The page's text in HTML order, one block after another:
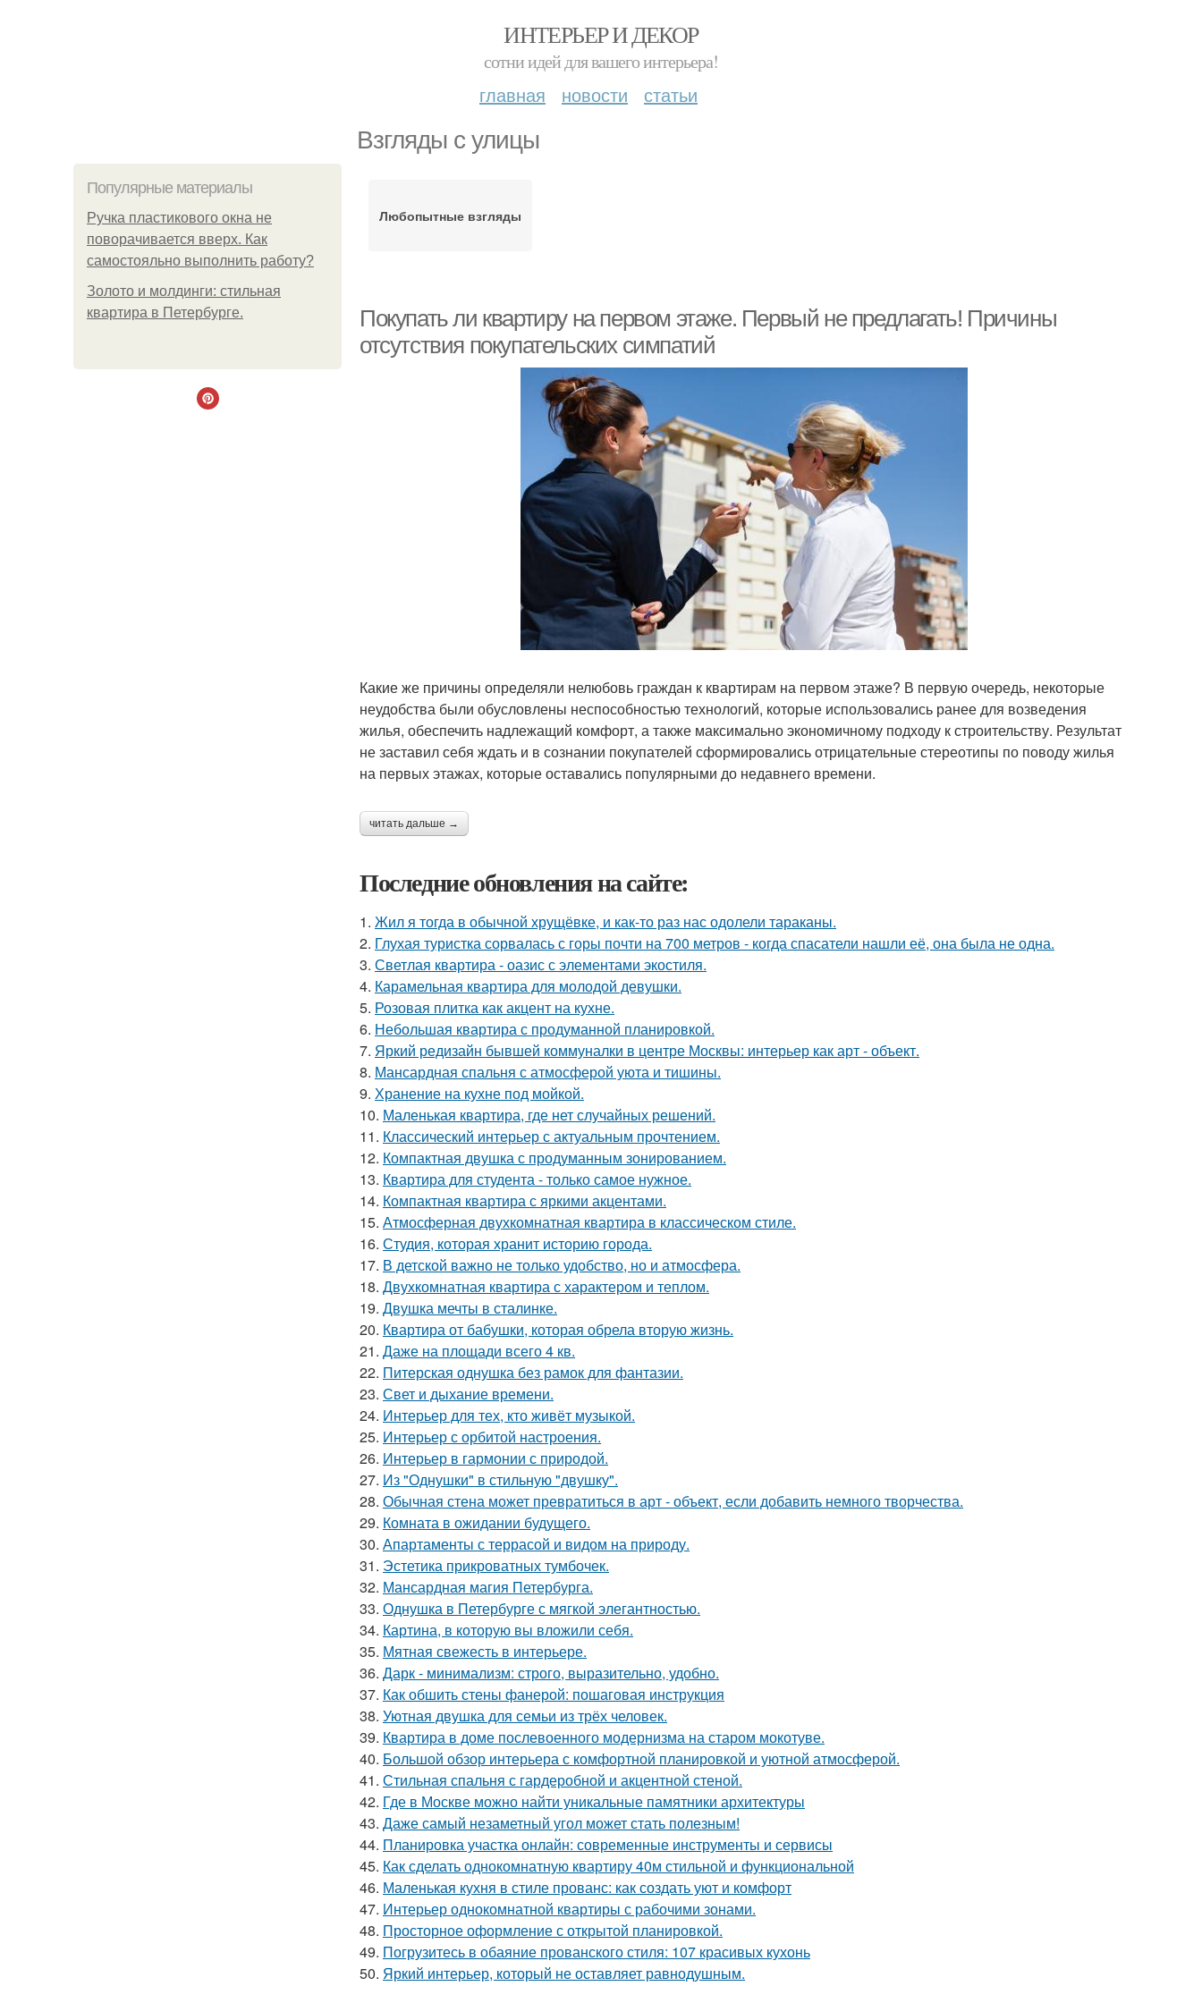
ИНТЕРЬЕР И ДЕКОР
сотни идей для вашего интерьера!
главная новости статьи
Взгляды с улицы
Популярные материалы
Ручка пластикового окна не
поворачивается вверх. Как
самостояльно выполнить работу?
Золото и молдинги: стильная
квартира в Петербурге.
Любопытные взгляды
Покупать ли квартиру на первом этаже. Первый не предлагать! Причины
отсутствия покупательских симпатий
Какие же причины определяли нелюбовь граждан к квартирам на первом этаже? В первую очередь, некоторые
неудобства были обусловлены неспособностью технологий, которые использовались ранее для возведения
жилья, обеспечить надлежащий комфорт, а также максимально экономичному подходу к строительству. Результат
не заставил себя ждать и в сознании покупателей сформировались отрицательные стереотипы по поводу жилья
на первых этажах, которые оставались популярными до недавнего времени.
читать дальше →
Последние обновления на сайте:
1. Жил я тогда в обычной хрущёвке, и как-то раз нас одолели тараканы.
2. Глухая туристка сорвалась с горы почти на 700 метров - когда спасатели нашли её, она была не одна.
3. Светлая квартира - оазис с элементами экостиля.
4. Карамельная квартира для молодой девушки.
5. Розовая плитка как акцент на кухне.
6. Небольшая квартира с продуманной планировкой.
7. Яркий редизайн бывшей коммуналки в центре Москвы: интерьер как арт - объект.
8. Мансардная спальня с атмосферой уюта и тишины.
9. Хранение на кухне под мойкой.
10. Маленькая квартира, где нет случайных решений.
11. Классический интерьер с актуальным прочтением.
12. Компактная двушка с продуманным зонированием.
13. Квартира для студента - только самое нужное.
14. Компактная квартира с яркими акцентами.
15. Атмосферная двухкомнатная квартира в классическом стиле.
16. Студия, которая хранит историю города.
17. В детской важно не только удобство, но и атмосфера.
18. Двухкомнатная квартира с характером и теплом.
19. Двушка мечты в сталинке.
20. Квартира от бабушки, которая обрела вторую жизнь.
21. Даже на площади всего 4 кв.
22. Питерская однушка без рамок для фантазии.
23. Свет и дыхание времени.
24. Интерьер для тех, кто живёт музыкой.
25. Интерьер с орбитой настроения.
26. Интерьер в гармонии с природой.
27. Из "Однушки" в стильную "двушку".
28. Обычная стена может превратиться в арт - объект, если добавить немного творчества.
29. Комната в ожидании будущего.
30. Апартаменты с террасой и видом на природу.
31. Эстетика прикроватных тумбочек.
32. Мансардная магия Петербурга.
33. Однушка в Петербурге с мягкой элегантностью.
34. Картина, в которую вы вложили себя.
35. Мятная свежесть в интерьере.
36. Дарк - минимализм: строго, выразительно, удобно.
37. Как обшить стены фанерой: пошаговая инструкция
38. Уютная двушка для семьи из трёх человек.
39. Квартира в доме послевоенного модернизма на старом мокотуве.
40. Большой обзор интерьера с комфортной планировкой и уютной атмосферой.
41. Стильная спальня с гардеробной и акцентной стеной.
42. Где в Москве можно найти уникальные памятники архитектуры
43. Даже самый незаметный угол может стать полезным!
44. Планировка участка онлайн: современные инструменты и сервисы
45. Как сделать однокомнатную квартиру 40м стильной и функциональной
46. Маленькая кухня в стиле прованс: как создать уют и комфорт
47. Интерьер однокомнатной квартиры с рабочими зонами.
48. Просторное оформление с открытой планировкой.
49. Погрузитесь в обаяние прованского стиля: 107 красивых кухонь
50. Яркий интерьер, который не оставляет равнодушным.